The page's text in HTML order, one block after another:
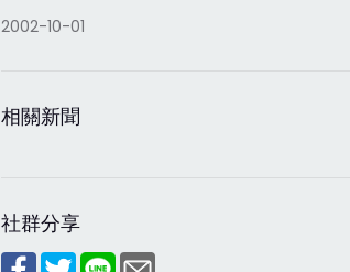
2002-10-01
相關新聞
社群分享